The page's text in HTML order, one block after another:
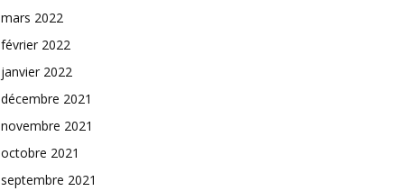
mars 2022
février 2022
janvier 2022
décembre 2021
novembre 2021
octobre 2021
septembre 2021